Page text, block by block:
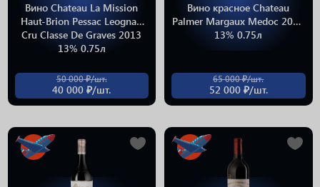
Вино Chateau La Mission
Haut-Brion Pessac Leognan
Cru Classe De Graves 2013
13% 0.75л
50 000 ₽/шт.
40 000 ₽/шт.
Вино красное Chateau
Palmer Margaux Medoc 2013
13% 0.75л
65 000 ₽/шт.
52 000 ₽/шт.